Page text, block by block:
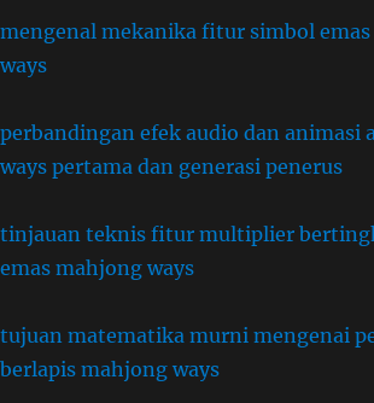
mengenal mekanika fitur simbol
ways
perbandingan efek audio dan animasi
ways pertama dan generasi penerus
tinjauan teknis fitur multiplier
emas mahjong ways
tujuan matematika murni mengenai
berlapis mahjong ways